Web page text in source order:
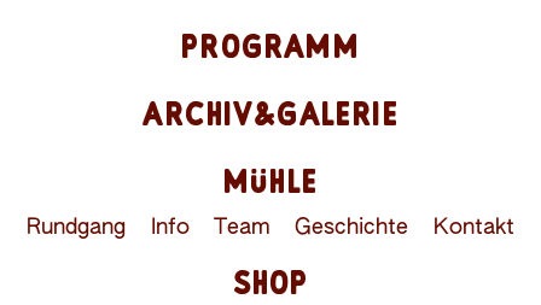
PROGRAMM
ARCHIV&GALERIE
MÜHLE
Rundgang Info Team Geschichte Kontakt
SHOP